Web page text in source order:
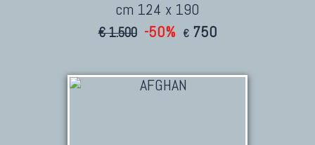
cm 124 x 190
€ 1.500 -50% € 750